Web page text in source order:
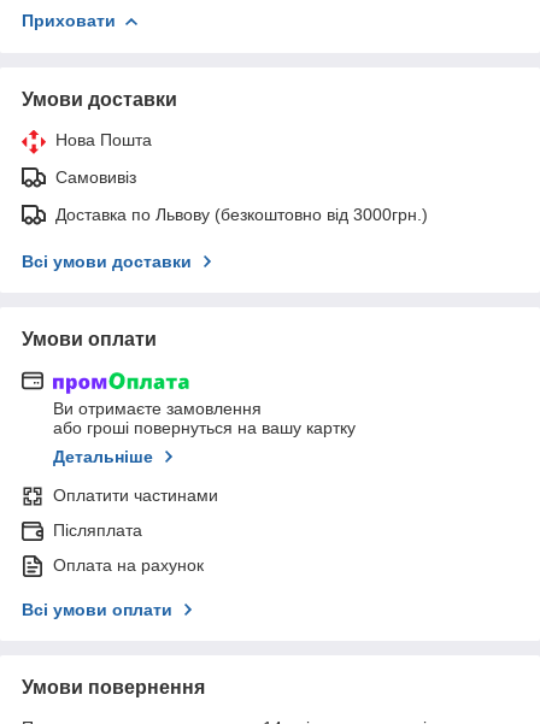
Приховати
Умови доставки
Нова Пошта
Самовивіз
Доставка по Львову (безкоштовно від 3000грн.)
Всі умови доставки
Умови оплати
Ви отримаєте замовлення
або гроші повернуться на вашу картку
Детальніше
Оплатити частинами
Післяплата
Оплата на рахунок
Всі умови оплати
Умови повернення